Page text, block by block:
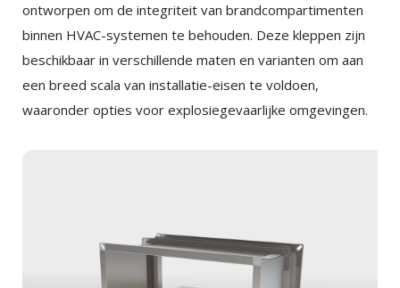
ontworpen om de integriteit van brandcompartimenten
binnen HVAC-systemen te behouden. Deze kleppen zijn
beschikbaar in verschillende maten en varianten om aan
een breed scala van installatie-eisen te voldoen,
waaronder opties voor explosiegevaarlijke omgevingen.